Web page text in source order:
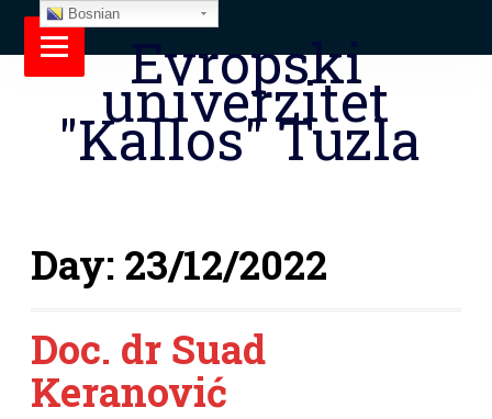
Evropski
univerzitet
"Kallos" Tuzla
Day: 23/12/2022
Doc. dr Suad
Keranović
Bosnian